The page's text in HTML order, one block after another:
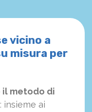
vicino a
misura per
il metodo di
: insieme ai